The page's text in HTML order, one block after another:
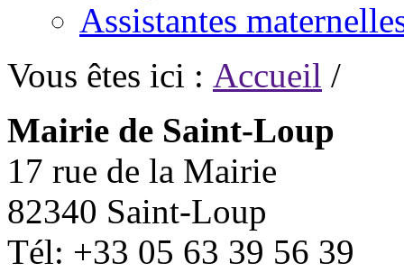
Assistantes
Vous êtes ici : Accueil /
Mairie de Saint-Loup
17 rue de la Mairie
82340 Saint-Loup
Tél: +33 05 63 39 56 39